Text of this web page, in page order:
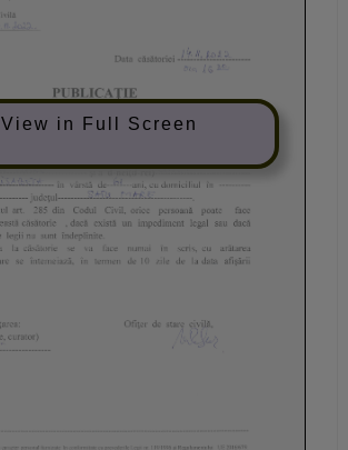
View in Full Screen